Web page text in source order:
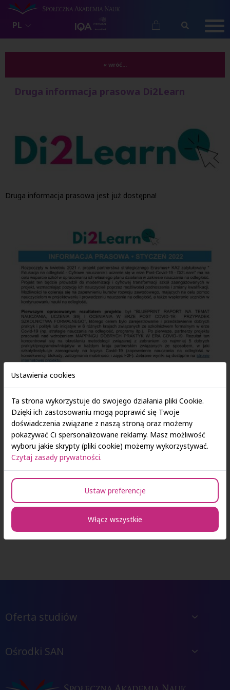
PL
« wróć...
Druga informacja prasowa Di2Learn
Druga informacja prasowa jest już dostępna!
Oferta studiów
Ośrodki SAN
Ustawienia cookies
Ta strona wykorzystuje do swojego działania pliki Cookie.
Dzięki ich zastosowaniu mogą poprawić się Twoje
doświadczenia związane z naszą stroną oraz możemy
pokazywać Ci spersonalizowane reklamy. Masz możliwość
wyboru jakie skrypty (pliki cookie) możemy wykorzystywać.
Czytaj zasady prywatności.
Ustaw preferencje
Włącz wszystkie